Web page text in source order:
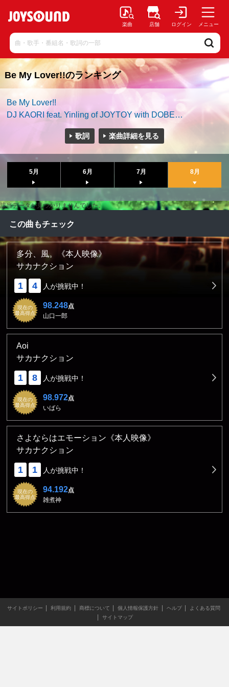
楽曲 店舗 ログイン メニュー
Be My Lover!!のランキング
Be My Lover!!
DJ KAORI feat. Yinling of JOYTOY with DOBE…
歌詞 楽曲詳細を見る
5月 6月 7月 8月
該当データが見つかりませんでした。
この曲もチェック
多分、風。《本人映像》
サカナクション
1 4 人が挑戦中！
現在の
最高得点
98.248点
山口一郎
Aoi
サカナクション
1 8 人が挑戦中！
現在の
最高得点
98.972点
いばら
さよならはエモーション《本人映像》
サカナクション
1 1 人が挑戦中！
現在の
最高得点
94.192点
雑煮神
サイトポリシー 利用規約 商標について 個人情報保護方針 ヘルプ
よくある質問
サイトマップ